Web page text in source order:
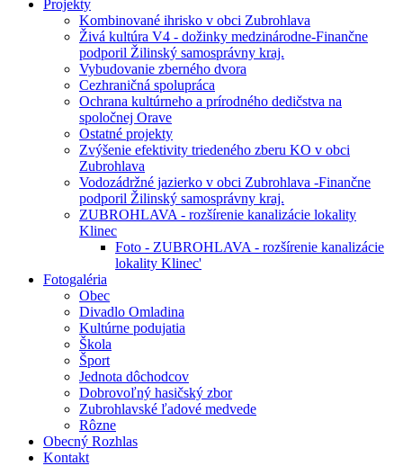
Projekty
Kombinované ihrisko v obci Zubrohlava
Živá kultúra V4 - dožinky medzinárodne-Finančne
podporil Žilinský samosprávny kraj.
Vybudovanie zberného dvora
Cezhraničná spolupráca
Ochrana kultúrneho a prírodného dedičstva na
spoločnej Orave
Ostatné projekty
Zvýšenie efektivity triedeného zberu KO v obci
Zubrohlava
Vodozádržné jazierko v obci Zubrohlava -Finančne
podporil Žilinský samosprávny kraj.
ZUBROHLAVA - rozšírenie kanalizácie lokality
Klinec
Foto - ZUBROHLAVA - rozšírenie kanalizácie
lokality Klinec'
Fotogaléria
Obec
Divadlo Omladina
Kultúrne podujatia
Škola
Šport
Jednota dôchodcov
Dobrovoľný hasičský zbor
Zubrohlavské ľadové medvede
Rôzne
Obecný Rozhlas
Kontakt